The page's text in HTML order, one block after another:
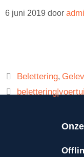
6 juni 2019 door
Belettering,